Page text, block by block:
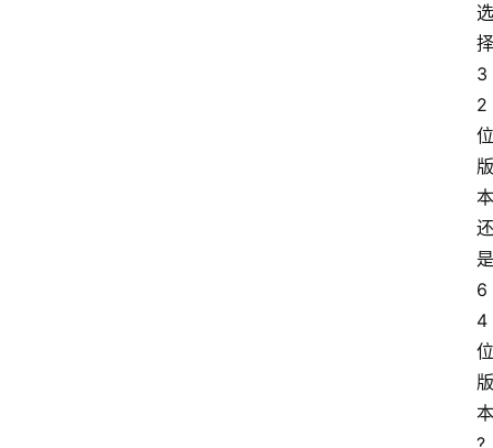
选
择
3
2
位
版
本
还
是
6
4
位
版
本
?